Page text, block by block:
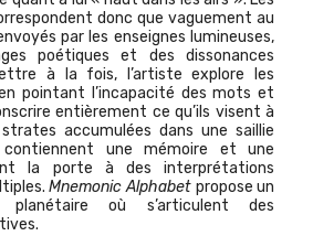
donc que vaguement au
par les enseignes lumineuses,
poétiques et des dissonances
à la fois, l’artiste explore les
pointant l’incapacité des mots et
entièrement ce qu’ils visent à
accumulées dans une saillie
contiennent une mémoire et une
la porte à des interprétations
.Mnemonic Alphabet propose un
planétaire où s’articulent des